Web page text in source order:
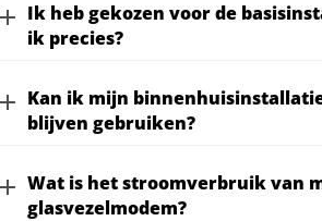
Ik heb gekozen voor de
ik precies?
Kan ik mijn
blijven gebruiken?
Wat is het stroomverbruik van
glasvezelmodem?